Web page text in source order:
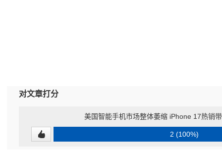
对文章打分
美国智能手机市场整体萎缩 iPhone 17热销
2 (100%)